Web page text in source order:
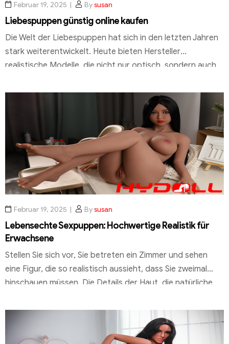
Februar 19, 2025 Bysusan
Liebespuppen günstig online kaufen
Die Welt der Liebespuppen hat sich in den letzten Jahren
stark weiterentwickelt. Heute bieten Hersteller
realistische Modelle, die nicht nur optisch, sondern auch
zuverlässiger Anbieter für hochwertige Produkte und
exzellenten Service. Das Sortiment umfasst eine Vielzahl
von Modellen, die unterschiedliche Bedürfnisse und
Vorlieben abdecken. Von klassischen Designs bis hin […]
Februar 19, 2025 Bysusan
Lebensechte Sexpuppen: Hochwertige Realistik für
Erwachsene
Stellen Sie sich vor, Sie betreten ein Zimmer und sehen
eine Figur, die so realistisch aussieht, dass Sie zweimal
hinschauen müssen. Die Details der Haut, die natürliche
Unterschied zu einem echten Menschen erkennen. Dies ist
das Ergebnis modernster Technologie und höchster
handwerklicher Kunstfertigkeit. Heute bieten Hersteller